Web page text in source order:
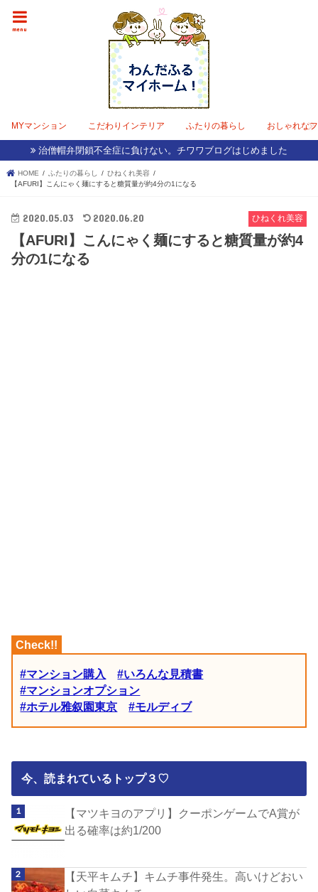
menu
MYマンション こだわりインテリア ふたりの暮らし おしゃれな
治僧帽弁閉鎖不全症に負けない。チワワブログはじめました
HOME ふたりの暮らし
ひねくれ美容
【AFURI】こんにゃく麺にすると糖質量が約4分の1になる
ひねくれ美容
2020.05.03 2020.06.20
【AFURI】こんにゃく麺にすると糖質量が約4
分の1になる
#マンション購入
#いろんな見積書
#マンションオプション
#ホテル雅叙園東京
#モルディブ
今、読まれているトップ３♡
【マツキヨのアプリ】クーポンゲームでA賞が
出る確率は約1/200
【天平キムチ】キムチ事件発生。高いけどおい